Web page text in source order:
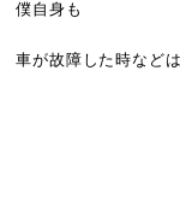
僕自身も
車が故障した時など